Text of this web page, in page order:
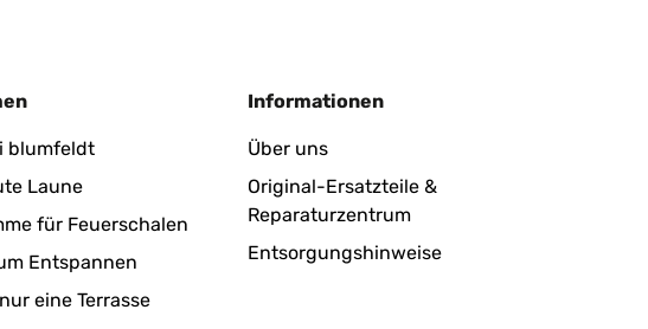
with their customer service. Replaced with no problem at all.
blumfeldt
Laune
für Feuerschalen
Entspannen
eine Terrasse
Informationen
Über uns
Original-Ersatzteile &
Reparaturzentrum
Entsorgungshinweise